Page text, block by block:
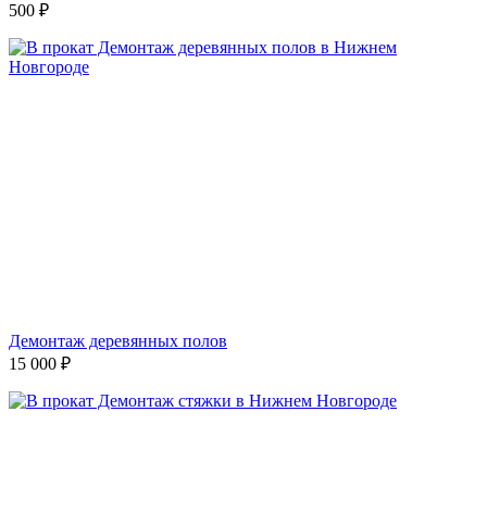
500 ₽
Демонтаж деревянных полов
15 000 ₽